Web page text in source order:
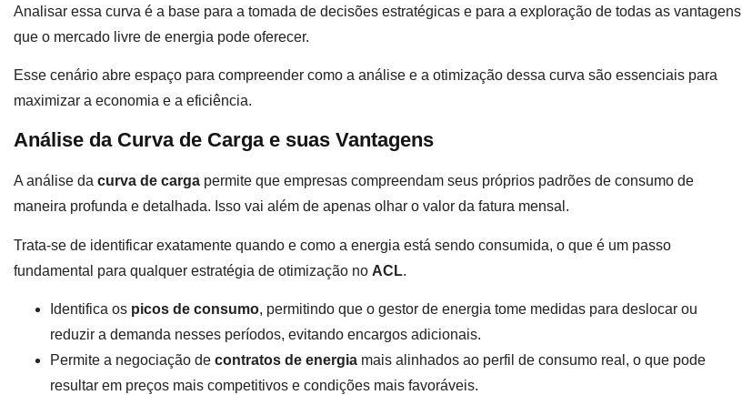
Analisar essa curva é a base para a tomada de decisões estratégicas e para a exploração de todas as vantagens
que o mercado livre de energia pode oferecer.
Esse cenário abre espaço para compreender como a análise e a otimização dessa curva são essenciais para
maximizar a economia e a eficiência.
Análise da Curva de Carga e suas Vantagens
A análise da curva de carga permite que empresas compreendam seus próprios padrões de consumo de
maneira profunda e detalhada. Isso vai além de apenas olhar o valor da fatura mensal.
Trata-se de identificar exatamente quando e como a energia está sendo consumida, o que é um passo
fundamental para qualquer estratégia de otimização no ACL.
Identifica os picos de consumo, permitindo que o gestor de energia tome medidas para deslocar ou
reduzir a demanda nesses períodos, evitando encargos adicionais.
Permite a negociação de contratos de energia mais alinhados ao perfil de consumo real, o que pode
resultar em preços mais competitivos e condições mais favoráveis.